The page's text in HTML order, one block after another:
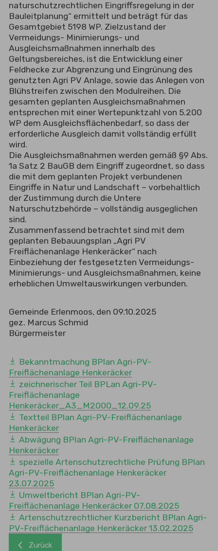
naturschutzrechtlichen Eingriffsregelung in der
Bauleitplanung“ ermittelt und beträgt für das
Gesamtgebiet 5198 WP. Zielzustand der
Vermeidungs- Minimierungs- und
Ausgleichsmaßnahmen innerhalb des
Geltungsbereiches, ist die Entwicklung einer
Feldhecke zur Abgrenzung und Eingrünung des
genutzten Agri PV Anlage, sowie das Anlegen von
Blühstreifen zwischen den Modulreihen. Die
gesamten geplanten Ausgleichsmaßnahmen
entsprechen mit einer Wertepunktzahl von 5.200
WP dem Ausgleichsflächenbedarf, so dass der
erforderliche Ausgleich damit vollständig erfüllt
wird.
Die Ausgleichsmaßnahmen werden gemäß §9 Abs.
1a Satz 2 BauGB dem Eingriff zugeordnet, so dass
die mit dem geplanten Projekt verbundenen
Eingriffe in Natur und Landschaft – vorbehaltlich
der Zustimmung durch die Untere
Naturschutzbehörde – vollständig ausgeglichen
sind.
Zusammenfassend betrachtet sind mit dem
geplanten Bebauungsplan „Agri PV
Freiflächenanlage Henkeräcker“ nach
Einbeziehung der festgesetzten Vermeidungs-
Minimierungs- und Ausgleichsmaßnahmen, keine
erheblichen Umweltauswirkungen verbunden.
Gemeinde Erlenmoos, den 09.10.2025
gez. Marcus Schmid
Bürgermeister
Bekanntmachung BPlan Agri-PV-
Freiflächenanlage Henkeräcker
zeichnerischer Teil BPLan Agri-PV-
Freiflächenanlage
Henkeräcker_A3_M2000_12.09.25
Textteil BPlan Agri-PV-Freiflächenanlage
Henkeräcker
Abwägung BPlan Agri-PV-Freiflächenanlage
Henkeräcker
spezielle Artenschutzrechtliche Prüfung BPlan
Agri-PV-Freiflächenanlage Henkeräcker
23.07.2025
Umweltbericht BPlan Agri-PV-
Freiflächenanlage Henkeräcker 07.08.2025
Artenschutzrechtlicher Kurzbericht BPlan Agri-
PV-Freiflächenanlage Henkeräcker 13.02.2025
Zurück